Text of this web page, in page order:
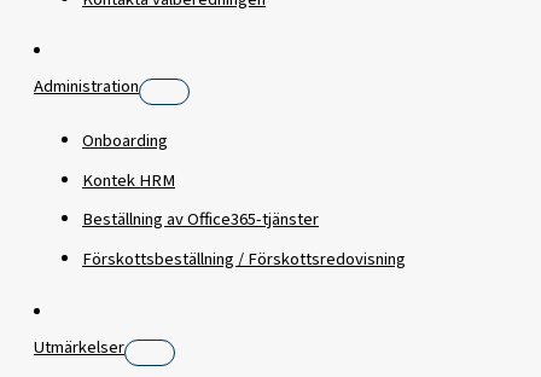
Administration
Onboarding
Kontek HRM
Beställning av Office365-tjänster
Förskottsbeställning / Förskottsredovisning
Utmärkelser